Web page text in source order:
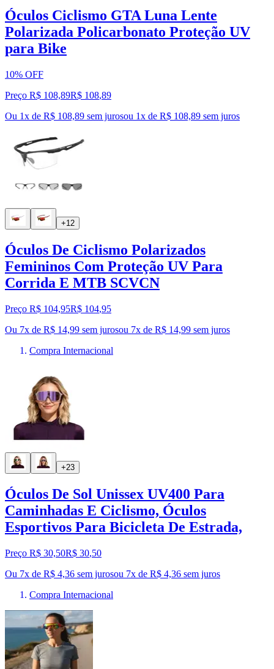
Óculos Ciclismo GTA Luna Lente
Polarizada Policarbonato Proteção UV
para Bike
10% OFF
Preço R$ 108,89R$ 108,89
Ou 1x de R$ 108,89 sem jurosou 1x de R$ 108,89 sem juros
+12
Óculos De Ciclismo Polarizados
Femininos Com Proteção UV Para
Corrida E MTB SCVCN
Preço R$ 104,95R$ 104,95
Ou 7x de R$ 14,99 sem jurosou 7x de R$ 14,99 sem juros
Compra Internacional
+23
Óculos De Sol Unissex UV400 Para
Caminhadas E Ciclismo, Óculos
Esportivos Para Bicicleta De Estrada,
Preço R$ 30,50R$ 30,50
Ou 7x de R$ 4,36 sem jurosou 7x de R$ 4,36 sem juros
Compra Internacional